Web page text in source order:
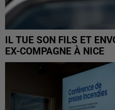
IL TUE SON FILS ET
EX-COMPAGNE À NICE